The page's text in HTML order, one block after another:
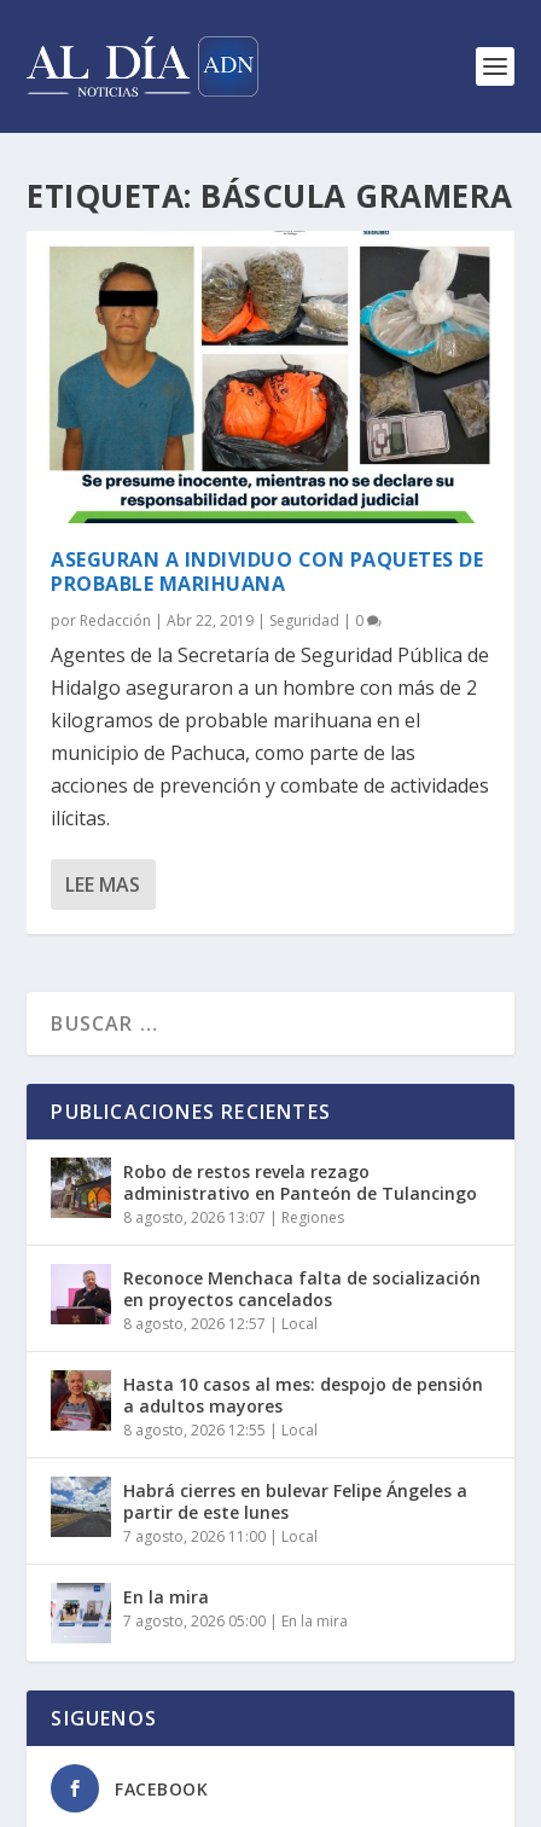
ETIQUETA: BÁSCULA GRAMERA
ASEGURAN A INDIVIDUO CON PAQUETES DE
PROBABLE MARIHUANA
por Redacción |Abr 22, 2019 | Seguridad | 0
Agentes de la Secretaría de Seguridad Pública de
Hidalgo aseguraron a un hombre con más de 2
kilogramos de probable marihuana en el
municipio de Pachuca, como parte de las
acciones de prevención y combate de actividades
ilícitas.
LEE MAS
PUBLICACIONES RECIENTES
Robo de restos revela rezago
administrativo en Panteón de Tulancingo
8 agosto, 2026 13:07 | Regiones
Reconoce Menchaca falta de socialización
en proyectos cancelados
8 agosto, 2026 12:57 | Local
Hasta 10 casos al mes: despojo de pensión
a adultos mayores
8 agosto, 2026 12:55 | Local
Habrá cierres en bulevar Felipe Ángeles a
partir de este lunes
7 agosto, 2026 11:00 | Local
En la mira
7 agosto, 2026 05:00 | En la mira
SIGUENOS
FACEBOOK